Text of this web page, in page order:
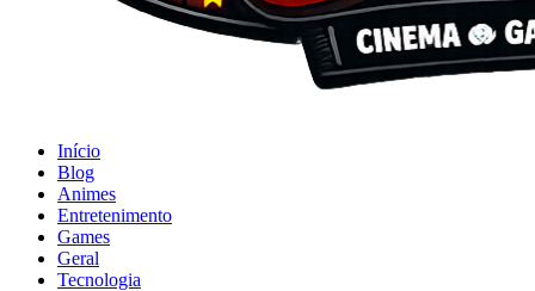
Início
Blog
Animes
Entretenimento
Games
Geral
Tecnologia